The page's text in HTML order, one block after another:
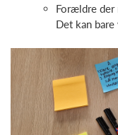
Forældre der
Det kan